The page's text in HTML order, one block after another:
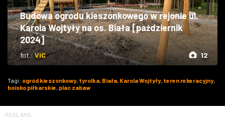
Budowa ogrodu kieszonkowego w rejonie ul.
Karola Wojtyły na os. Biała [październik
2024]
fot.:ViC 12
Tagi: ogród kieszonkowy, tyrolka, Biała, Karola Wojtyły, teren rekeracyjny,
boisko piłkarskie, plac zabaw
REKLAMA